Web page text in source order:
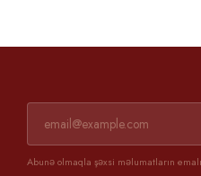
Abunə olmaqla şəxsi məlumatların